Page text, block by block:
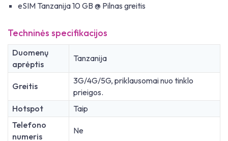
eSIM Tanzanija 10 GB @ Pilnas greitis
Techninės specifikacijos
Duomenų
aprėptis
Tanzanija
Greitis
3G/4G/5G, priklausomai nuo tinklo
prieigos.
Hotspot
Taip
Telefono
numeris
Ne